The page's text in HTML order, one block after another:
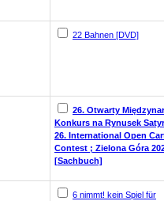
22 Bahnen [DVD]
26. Otwarty
Konkurs na Rynusek
26. International Open
Contest ; Zielona Góra
[Sachbuch]
6 nimmt! kein Spiel für